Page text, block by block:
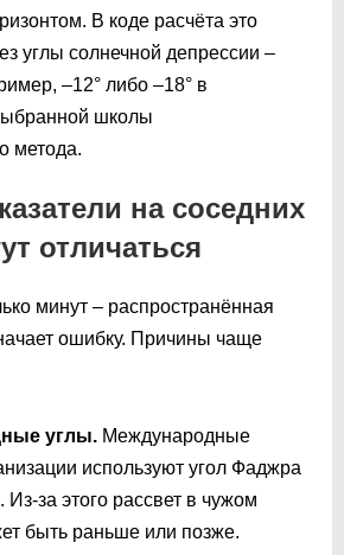
В коде расчёта это
углы солнечной депрессии –
–12° либо –18° в
школы
метода.
на соседних
отличаться
минут – распространённая
ошибку. Причины чаще
углы. Международные
используют угол Фаджра
Из-за этого рассвет в чужом
быть раньше или позже.